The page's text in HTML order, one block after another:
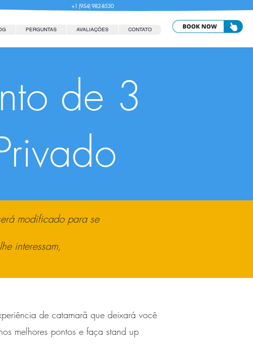
+1 (954) 982-8530
PERGUNTAS AVALIAÇÕES CONTATO
de 3
modificado para se
interessam,
de catamarã que deixará você
melhores pontos e faça stand up